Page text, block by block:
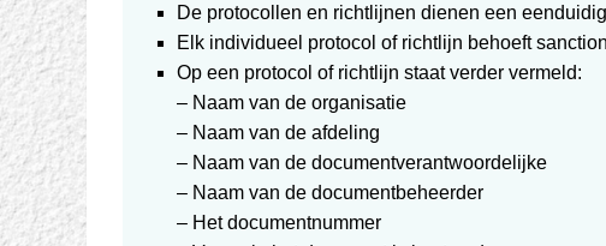
De protocollen en richtlijnen dienen een
Elk individueel protocol of richtlijn behoeft
Op een protocol of richtlijn staat verder vermeld:
– Naam van de organisatie
– Naam van de afdeling
– Naam van de documentverantwoordelijke
– Naam van de documentbeheerder
– Het documentnummer